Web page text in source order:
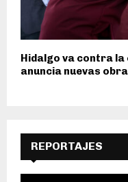
Hidalgo va contra
anuncia nuevas
REPORTAJES